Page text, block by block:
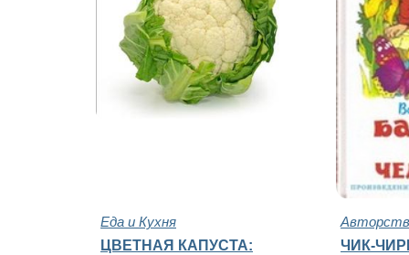
Еда и Кухня
ЦВЕТНАЯ КАПУСТА:
ЧИК-